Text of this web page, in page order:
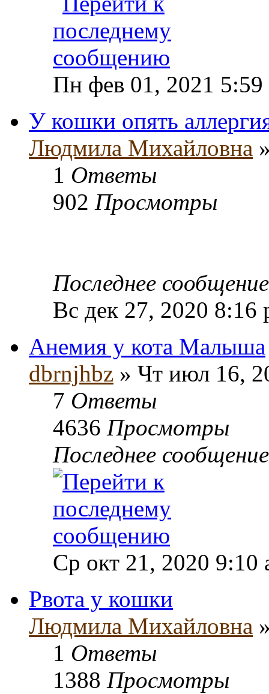
Пн фев 01, 2021 5:59
У кошки опять
Людмила Михайловна
1 Ответы
902 Просмотры
Последнее
Вс дек 27, 2020 8:16
Анемия у кота Малыша
dbrnjhbz » Чт июл 16,
7 Ответы
4636 Просмотры
Последнее
Ср окт 21, 2020 9:10
Рвота у кошки
Людмила Михайловна
1 Ответы
1388 Просмотры